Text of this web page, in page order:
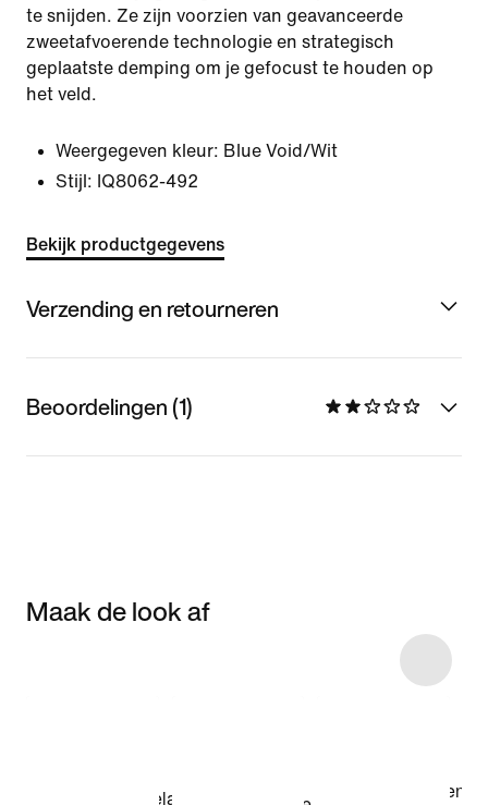
te snijden. Ze zijn voorzien van geavanceerde
zweetafvoerende technologie en strategisch
geplaatste demping om je gefocust te houden op
het veld.
Weergegeven kleur: Blue Void/Wit
Stijl: IQ8062-492
Bekijk productgegevens
Verzending en retourneren
Beoordelingen (1)
Maak de look af